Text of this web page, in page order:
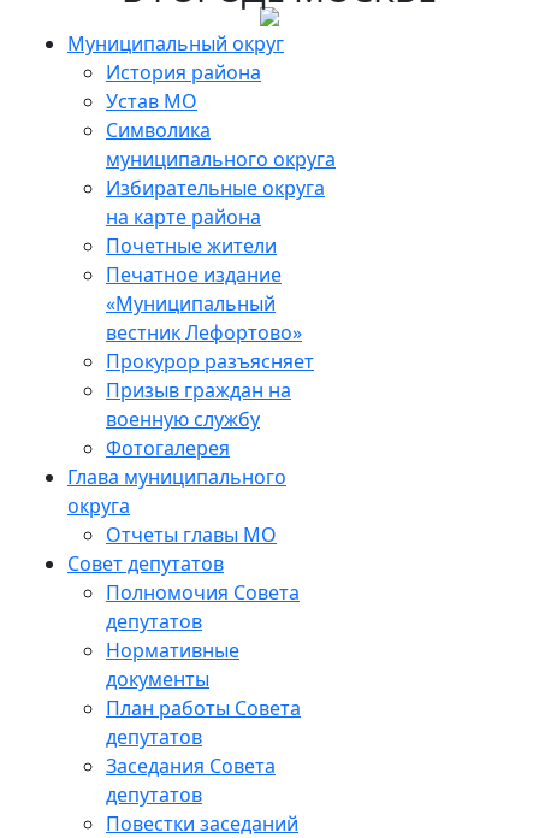
Муниципальный округ
История района
Устав МО
Символика
муниципального округа
Избирательные округа
на карте района
Почетные жители
Печатное издание
«Муниципальный
вестник Лефортово»
Прокурор разъясняет
Призыв граждан на
военную службу
Фотогалерея
Глава муниципального
округа
Отчеты главы МО
Совет депутатов
Полномочия Совета
депутатов
Нормативные
документы
План работы Совета
депутатов
Заседания Cовета
депутатов
Повестки заседаний